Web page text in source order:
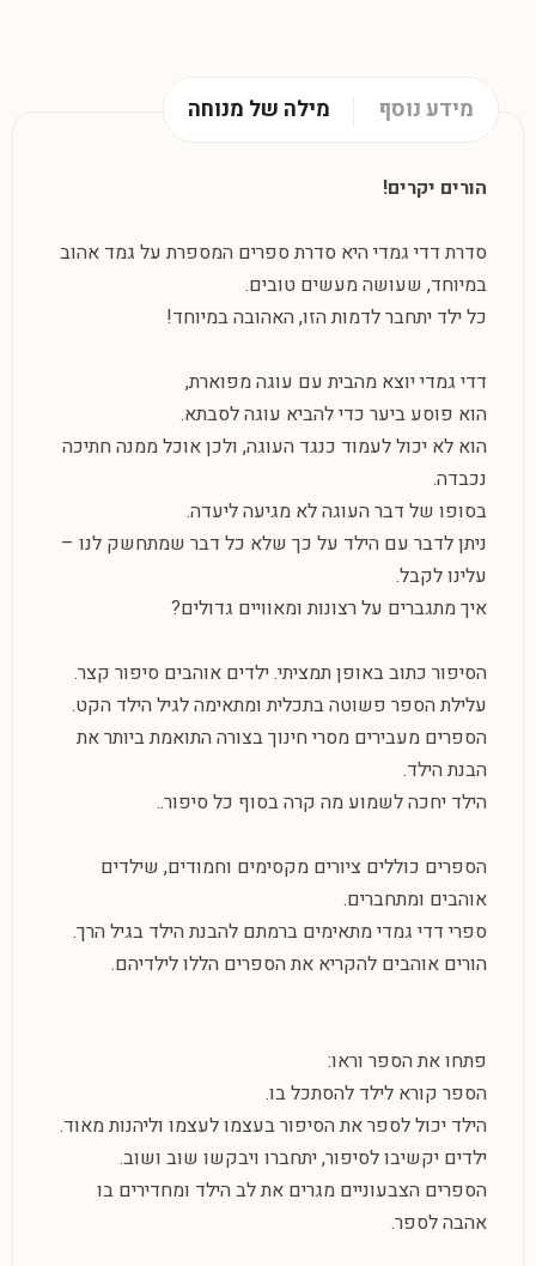
מילה של מנוחה מידע נוסף
הורים יקרים!
סדרת דדי גמדי היא סדרת ספרים המספרת על גמד אהוב
במיוחד, שעושה מעשים טובים.
כל ילד יתחבר לדמות הזו, האהובה במיוחד!
דדי גמדי יוצא מהבית עם עוגה מפוארת,
הוא פוסע ביער כדי להביא עוגה לסבתא.
הוא לא יכול לעמוד כנגד העוגה, ולכן אוכל ממנה חתיכה
נכבדה.
בסופו של דבר העוגה לא מגיעה ליעדה.
ניתן לדבר עם הילד על כך שלא כל דבר שמתחשק לנו –
עלינו לקבל.
איך מתגברים על רצונות ומאוויים גדולים?
הסיפור כתוב באופן תמציתי. ילדים אוהבים סיפור קצר.
עלילת הספר פשוטה בתכלית ומתאימה לגיל הילד הקט.
הספרים מעבירים מסרי חינוך בצורה התואמת ביותר את
הבנת הילד.
הילד יחכה לשמוע מה קרה בסוף כל סיפור..
הספרים כוללים ציורים מקסימים וחמודים, שילדים
אוהבים ומתחברים.
ספרי דדי גמדי מתאימים ברמתם להבנת הילד בגיל הרך.
הורים אוהבים להקריא את הספרים הללו לילדיהם.
פתחו את הספר וראו:
הספר קורא לילד להסתכל בו.
הילד יכול לספר את הסיפור בעצמו לעצמו וליהנות מאוד.
ילדים יקשיבו לסיפור, יתחברו ויבקשו שוב ושוב.
הספרים הצבעוניים מגרים את לב הילד ומחדירים בו
אהבה לספר.